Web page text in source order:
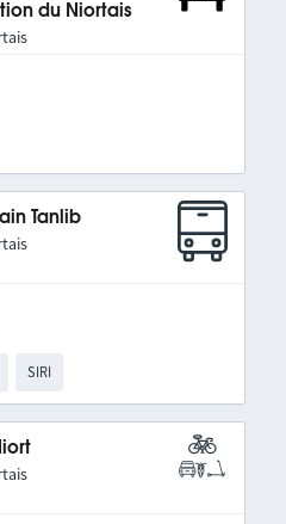
du Niortais
Tanlib
SIRI